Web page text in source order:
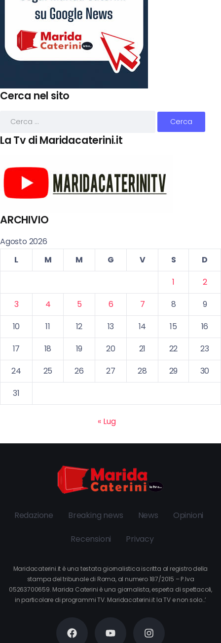
Cerca nel sito
La Tv di Maridacaterini.it
ARCHIVIO
Agosto 2026
L
M M G V S
D
1
2
3
4 5 6 7 8
9
10
11 12 13 14 15
16
17
18 19 20 21 22
23
24
25 26 27 28 29
30
31
« Lug
Redazione Breaking news News Opinioni
Recensioni Privacy
Maridacaterini.it è una testata giornalistica iscritta al registro della
stampa del tribunale di Roma, al numero 187/2015 – P.Iva
05263700659. Marida Caterini è una giornalista, esperta di spettacoli,
in particolare di programmi TV. Maridacaterini.it la TV e non solo…’